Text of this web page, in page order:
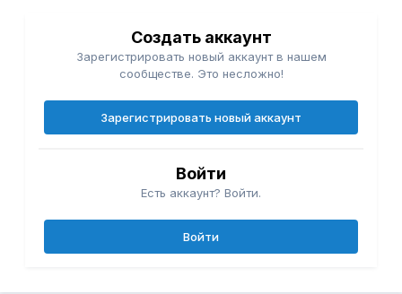
Создать аккаунт
Зарегистрировать новый аккаунт в нашем
сообществе. Это несложно!
Зарегистрировать новый аккаунт
Войти
Есть аккаунт? Войти.
Войти